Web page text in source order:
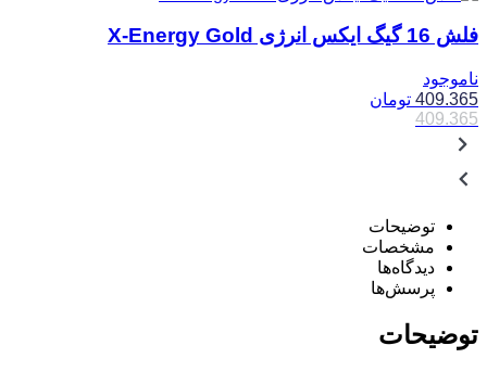
فلش 16 گیگ ایکس انرژی X-Energy Gold
ناموجود
409.365 تومان
409.365
توضیحات
مشخصات
دیدگاه‌ها
پرسش‌ها
توضیحات